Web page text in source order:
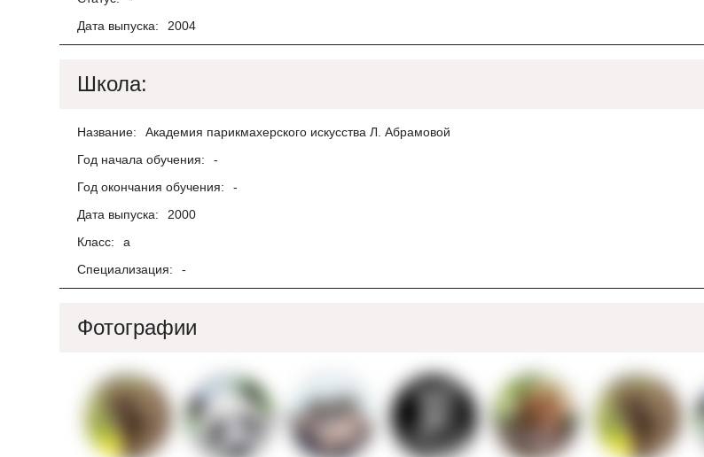
Дата выпуска:
2004
Школа:
Название:
Академия парикмахерского искусства Л. Абрамовой
Год начала обучения:
-
Год окончания обучения:
-
Дата выпуска:
2000
Класс:
а
Специализация:
-
Фотографии